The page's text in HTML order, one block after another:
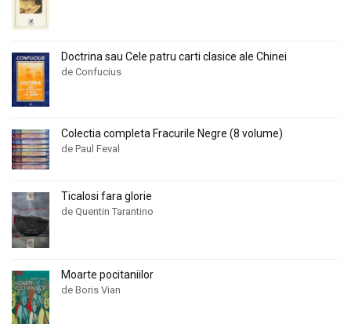
Doctrina sau Cele patru carti clasice ale Chinei
de Confucius
Colectia completa Fracurile Negre (8 volume)
de Paul Feval
Ticalosi fara glorie
de Quentin Tarantino
Moarte pocitaniilor
de Boris Vian